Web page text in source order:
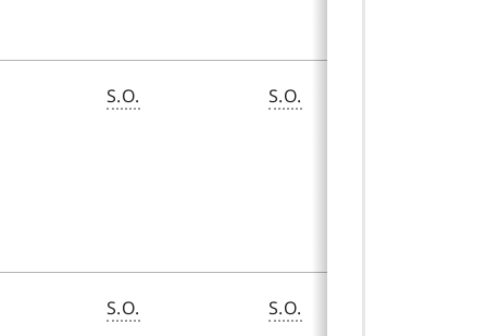
S.O. S.O.
S.O. S.O.